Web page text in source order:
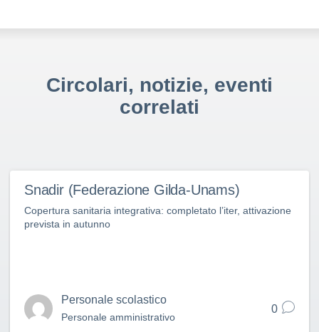
Circolari, notizie, eventi
correlati
Snadir (Federazione Gilda-Unams)
Copertura sanitaria integrativa: completato l’iter, attivazione
prevista in autunno
Personale scolastico
Personale amministrativo
0